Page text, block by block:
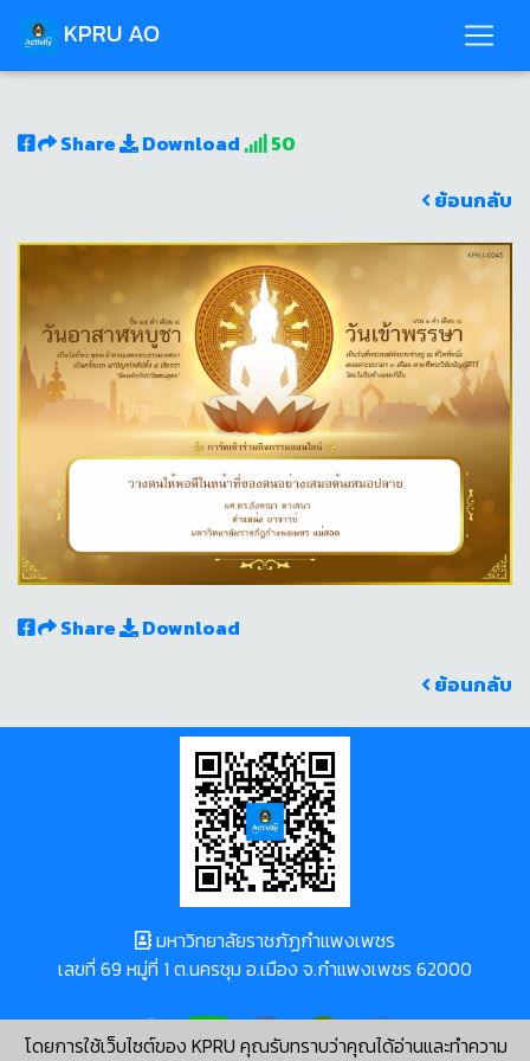
KPRU AO
Share Download
50
ย้อนกลับ
Share
Download
ย้อนกลับ
โดยการใช้เว็บไซต์ของ KPRU คุณรับทราบว่าคุณได้อ่านและทำความ
มหาวิทยาลัยราชภัฏกำแพงเพชร
เลขที่ 69 หมู่ที่ 1 ต.นครชุม อ.เมือง จ.กำแพงเพชร 62000